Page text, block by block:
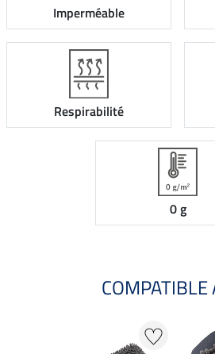
Imperméable
Respirabilité
0 g
COMPATIBLE